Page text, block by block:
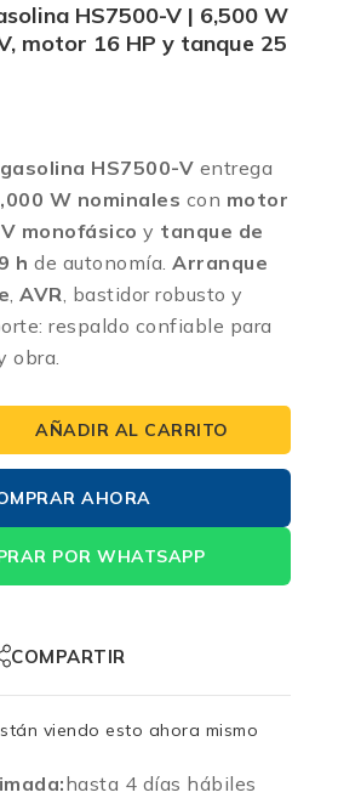
HS7500-V | 6,500 W
motor 16 HP y tanque 25
HS7500-V entrega
W nominales con motor
monofásico y tanque de
9 h de autonomía. Arranque
, AVR, bastidor robusto y
respaldo confiable para
obra.
AÑADIR AL CARRITO
AHORA
POR WHATSAPP
COMPARTIR
viendo esto ahora mismo
hasta 4 días hábiles